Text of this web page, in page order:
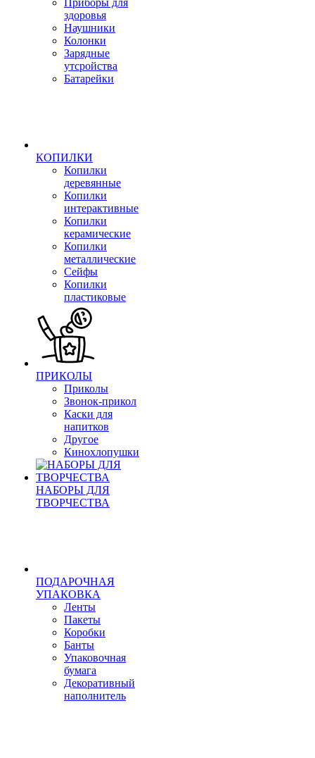
Приборы для
здоровья
Наушники
Колонки
Зарядные
утсройства
Батарейки
КОПИЛКИ
Копилки
деревянные
Копилки
интерактивные
Копилки
керамические
Копилки
металлические
Сейфы
Копилки
пластиковые
ПРИКОЛЫ
Приколы
Звонок-прикол
Каски для
напитков
Другое
Кинохлопушки
НАБОРЫ ДЛЯ
ТВОРЧЕСТВА
ПОДАРОЧНАЯ
УПАКОВКА
Ленты
Пакеты
Коробки
Банты
Упаковочная
бумага
Декоративный
наполнитель